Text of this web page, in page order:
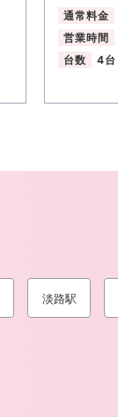
通常料金
営業時間
台数
4台
淡路駅